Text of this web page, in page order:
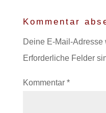
Kommentar
Deine E-Mail-Adresse
Erforderliche Felder
Kommentar *